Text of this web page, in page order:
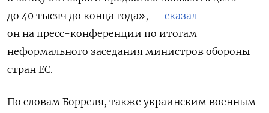
до 40 тысяч до конца года», — сказал
он на пресс-конференции по итогам
неформального заседания министров обороны
стран ЕС.
По словам Борреля, также украинским военным